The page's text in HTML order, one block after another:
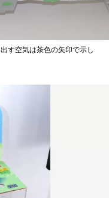
す空気は茶色の矢印で示し